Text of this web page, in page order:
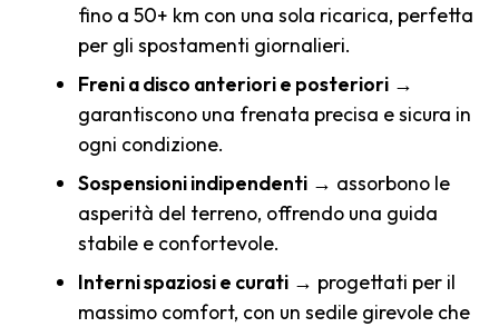
fino a 50+ km con una sola ricarica, perfetta
per gli spostamenti giornalieri.
Freni a disco anteriori e posteriori →
garantiscono una frenata precisa e sicura in
ogni condizione.
Sospensioni indipendenti → assorbono le
asperità del terreno, offrendo una guida
stabile e confortevole.
Interni spaziosi e curati → progettati per il
massimo comfort, con un sedile girevole che